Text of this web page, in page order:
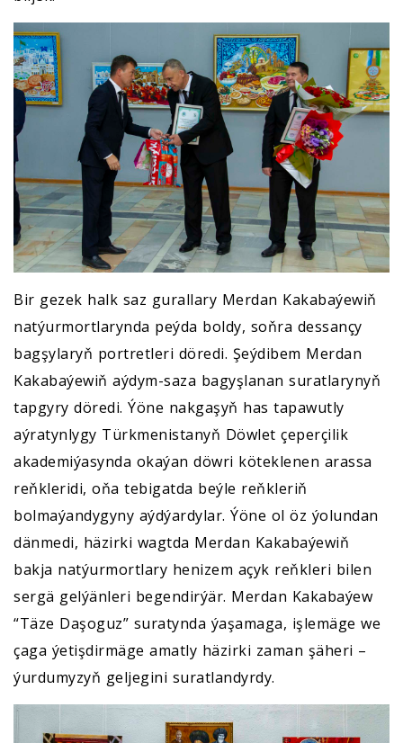
Bir gezek halk saz gurallary Merdan Kakabaýewiň
natýurmortlarynda peýda boldy, soňra dessançy
bagşylaryň portretleri döredi. Şeýdibem Merdan
Kakabaýewiň aýdym-saza bagyşlanan suratlarynyň
tapgyry döredi. Ýöne nakgaşyň has tapawutly
aýratynlygy Türkmenistanyň Döwlet çeperçilik
akademiýasynda okaýan döwri köteklenen arassa
reňkleridi, oňa tebigatda beýle reňkleriň
bolmaýandygyny aýdýardylar. Ýöne ol öz ýolundan
dänmedi, häzirki wagtda Merdan Kakabaýewiň
bakja natýurmortlary henizem açyk reňkleri bilen
sergä gelýänleri begendirýär. Merdan Kakabaýew
“Täze Daşoguz” suratynda ýaşamaga, işlemäge we
çaga ýetişdirmäge amatly häzirki zaman şäheri –
ýurdumyzyň geljegini suratlandyrdy.